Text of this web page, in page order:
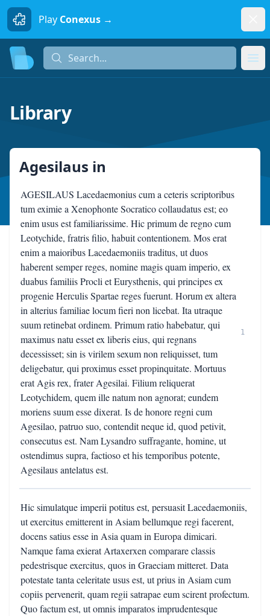
Play Conexus →
Search...
Library
Agesilaus in
AGESILAUS Lacedaemonius cum a ceteris scriptoribus
tum eximie a Xenophonte Socratico collaudatus est; eo
enim usus est familiarissime. Hic primum de regno cum
Leotychide, fratris filio, habuit contentionem. Mos erat
enim a maioribus Lacedaemoniis traditus, ut duos
haberent semper reges, nomine magis quam imperio, ex
duabus familiis Procli et Eurysthenis, qui principes ex
progenie Herculis Spartae reges fuerunt. Horum ex altera
in alterius familiae locum fieri non licebat. Ita utraque
suum retinebat ordinem. Primum ratio habebatur, qui
maximus natu esset ex liberis eius, qui regnans
decessisset; sin is virilem sexum non reliquisset, tum
deligebatur, qui proximus esset propinquitate. Mortuus
erat Agis rex, frater Agesilai. Filium reliquerat
Leotychidem, quem ille natum non agnorat; eundem
moriens suum esse dixerat. Is de honore regni cum
Agesilao, patruo suo, contendit neque id, quod petivit,
consecutus est. Nam Lysandro suffragante, homine, ut
ostendimus supra, factioso et his temporibus potente,
Agesilaus antelatus est.
1
Hic simulatque imperii potitus est, persuasit Lacedaemoniis,
ut exercitus emitterent in Asiam bellumque regi facerent,
docens satius esse in Asia quam in Europa dimicari.
Namque fama exierat Artaxerxen comparare classis
pedestrisque exercitus, quos in Graeciam mitteret. Data
potestate tanta celeritate usus est, ut prius in Asiam cum
copiis pervenerit, quam regii satrapae eum scirent profectum.
Quo factum est, ut omnis imparatos imprudentesque